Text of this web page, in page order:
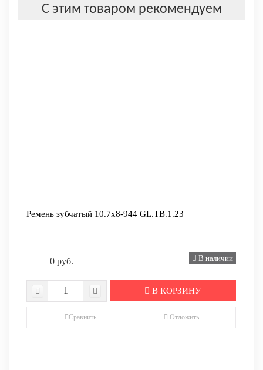
С этим товаром рекомендуем
Ремень зубчатый 10.7х8-944 GL.TB.1.23
0 руб. В наличии
В КОРЗИНУ
Сравнить Отложить